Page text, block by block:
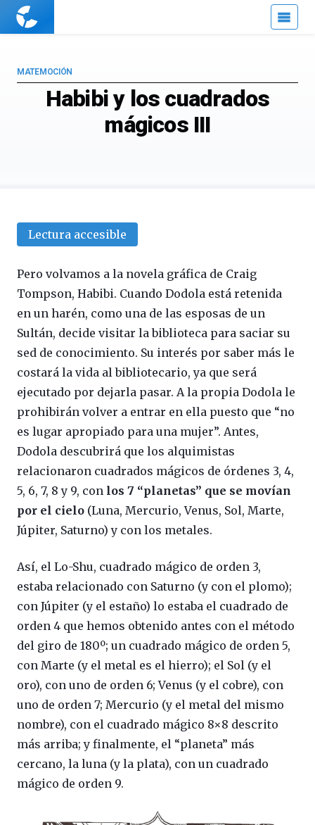
Cuaderno
Habibi y los cuadrados
mágicos III
MATEMOCIÓN
Lectura accesible
Pero volvamos a la novela gráfica de Craig
Tompson, Habibi. Cuando Dodola está retenida
en un harén, como una de las esposas de un
Sultán, decide visitar la biblioteca para saciar su
sed de conocimiento. Su interés por saber más le
costará la vida al bibliotecario, ya que será
ejecutado por dejarla pasar. A la propia Dodola le
prohibirán volver a entrar en ella puesto que “no
es lugar apropiado para una mujer”. Antes,
Dodola descubrirá que los alquimistas
relacionaron cuadrados mágicos de órdenes 3, 4,
5, 6, 7, 8 y 9, con los 7 “planetas” que se movían
por el cielo (Luna, Mercurio, Venus, Sol, Marte,
Júpiter, Saturno) y con los metales.
Así, el Lo-Shu, cuadrado mágico de orden 3,
estaba relacionado con Saturno (y con el plomo);
con Júpiter (y el estaño) lo estaba el cuadrado de
orden 4 que hemos obtenido antes con el método
del giro de 180º; un cuadrado mágico de orden 5,
con Marte (y el metal es el hierro); el Sol (y el
oro), con uno de orden 6; Venus (y el cobre), con
uno de orden 7; Mercurio (y el metal del mismo
nombre), con el cuadrado mágico 8×8 descrito
más arriba; y finalmente, el “planeta” más
cercano, la luna (y la plata), con un cuadrado
mágico de orden 9.